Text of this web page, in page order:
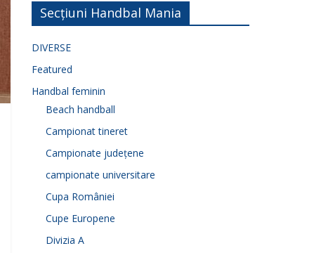
Secțiuni Handbal Mania
DIVERSE
Featured
Handbal feminin
Beach handball
Campionat tineret
Campionate județene
campionate universitare
Cupa României
Cupe Europene
Divizia A